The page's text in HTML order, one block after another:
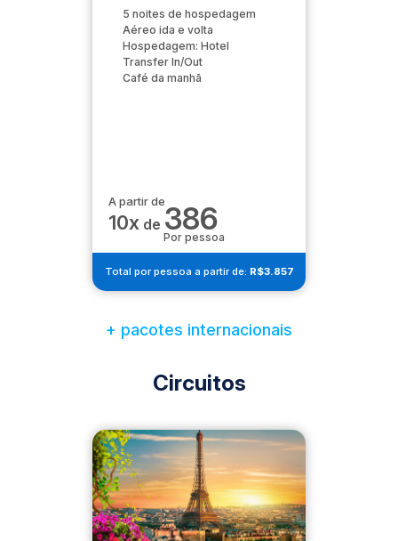
5 noites de hospedagem
Aéreo ida e volta
Hospedagem: Hotel
Transfer In/Out
Café da manhã
A partir de
10x de 386
Por pessoa
Total por pessoa a partir de: R$3.857
+ pacotes internacionais
Circuitos